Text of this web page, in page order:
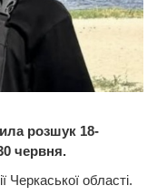
розшук 18-
червня.
Черкаської області.